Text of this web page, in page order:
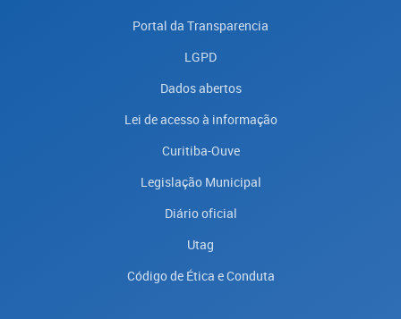
Portal da Transparencia
LGPD
Dados abertos
Lei de acesso à informação
Curitiba-Ouve
Legislação Municipal
Diário oficial
Utag
Código de Ética e Conduta